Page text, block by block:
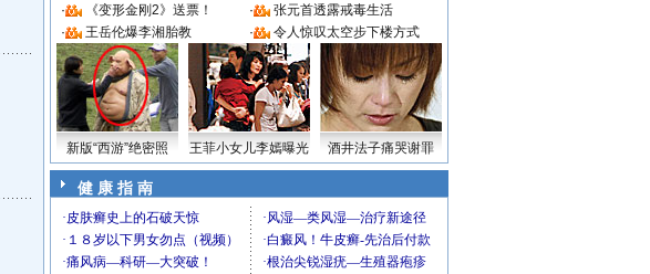
·
《变形金刚2》送票！ ·
张元首透露戒毒生活
·
王岳伦爆李湘胎教 · 令人惊叹太空步下楼方式
新版“西游”绝密照 王菲小女儿李嫣曝光 酒井法子痛哭谢罪
健 康 指 南